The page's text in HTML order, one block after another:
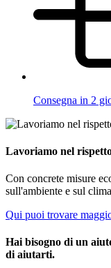
Consegna in 2
Lavoriamo nel
Con concrete misure
sull'ambiente e sul
Qui puoi trovare
Hai bisogno di un
di aiutarti.